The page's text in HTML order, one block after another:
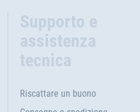
Supporto e
assistenza
tecnica
Riscattare un buono